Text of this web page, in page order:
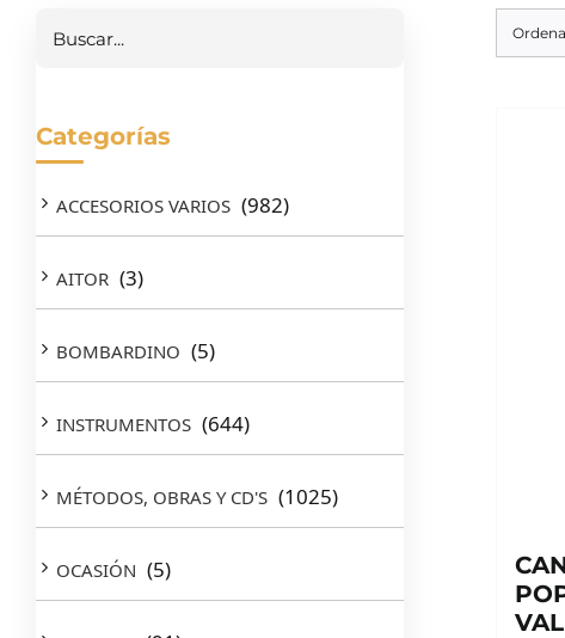
Categorías
ACCESORIOS VARIOS (982)
AITOR (3)
BOMBARDINO (5)
INSTRUMENTOS (644)
MÉTODOS, OBRAS Y CD'S (1025)
OCASIÓN (5)